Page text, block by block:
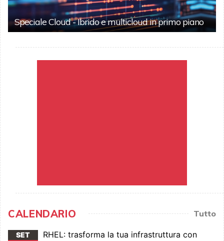
Speciale Cloud - Ibrido e multicloud in primo piano
CALENDARIO Tutto
SET
RHEL: trasforma la tua infrastruttura con